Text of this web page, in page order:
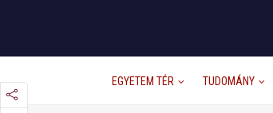
EGYETEM TÉR TUDOMÁNY